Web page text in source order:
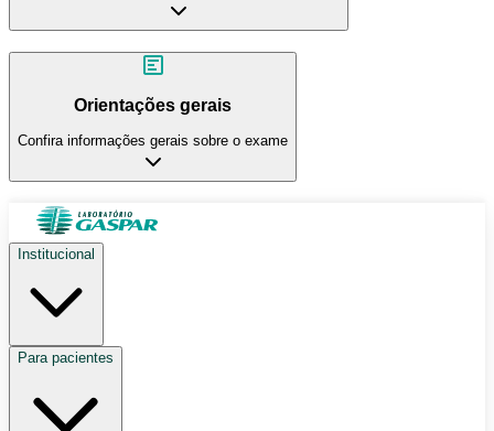
Orientações gerais
Confira informações gerais sobre o exame
Institucional
Para pacientes